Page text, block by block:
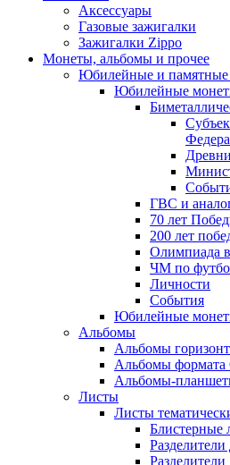
Аксессуары
Газовые зажигалки
Зажигалки Zippo
Монеты, альбомы и прочее
Юбилейные и
Юбилейные
ГВС и
70 лет
200 лет
Олимпиада
ЧМ по
Личности
События
Юбилейные
Альбомы
Альбомы
Альбомы формата
Альбомы-
Листы
Листы
Блистерные
Разделители